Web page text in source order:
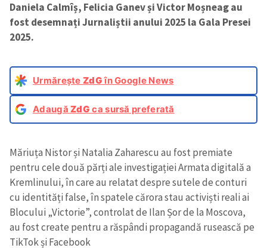
Daniela Calmîș, Felicia Ganev și Victor Moșneag au
fost desemnați Jurnaliștii anului 2025 la Gala Presei
2025.
Urmărește ZdGîn Google News
AdaugăZdG ca sursă preferată
Măriuța Nistor și Natalia Zaharescu au fost premiate
pentru cele două părți ale investigației Armata digitală a
Kremlinului, în care au relatat despre sutele de conturi
cu identități false, în spatele cărora stau activiști reali ai
Blocului „Victorie”, controlat de Ilan Șor de la Moscova,
au fost create pentru a răspândi propagandă rusească pe
TikTok și Facebook